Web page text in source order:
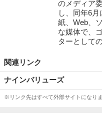
のメディア
し、同年6月
紙、Web、
な媒体で、
ターとして
関連リンク
ナインバリューズ
※リンク先はすべて外部サイトになり